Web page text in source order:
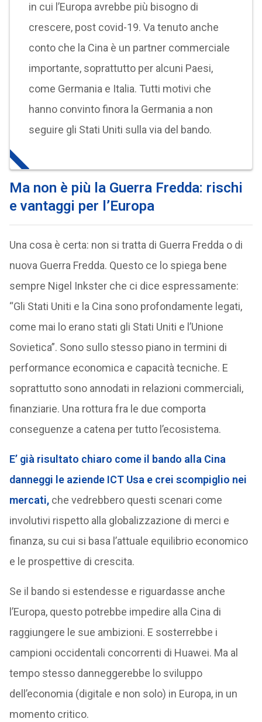
in cui l’Europa avrebbe più bisogno di
crescere, post covid-19. Va tenuto anche
conto che la Cina è un partner commerciale
importante, soprattutto per alcuni Paesi,
come Germania e Italia. Tutti motivi che
hanno convinto finora la Germania a non
seguire gli Stati Uniti sulla via del bando.
Ma non è più la Guerra Fredda: rischi
e vantaggi per l’Europa
Una cosa è certa: non si tratta di Guerra Fredda o di
nuova Guerra Fredda. Questo ce lo spiega bene
sempre Nigel Inkster che ci dice espressamente:
“Gli Stati Uniti e la Cina sono profondamente legati,
come mai lo erano stati gli Stati Uniti e l’Unione
Sovietica”. Sono sullo stesso piano in termini di
performance economica e capacità tecniche. E
soprattutto sono annodati in relazioni commerciali,
finanziarie. Una rottura fra le due comporta
conseguenze a catena per tutto l’ecosistema.
E’ già risultato chiaro come il bando alla Cina
danneggi le aziende ICT Usa e crei scompiglio nei
mercati,che vedrebbero questi scenari come
involutivi rispetto alla globalizzazione di merci e
finanza, su cui si basa l’attuale equilibrio economico
e le prospettive di crescita.
Se il bando si estendesse e riguardasse anche
l’Europa, questo potrebbe impedire alla Cina di
raggiungere le sue ambizioni. E sosterrebbe i
campioni occidentali concorrenti di Huawei. Ma al
tempo stesso danneggerebbe lo sviluppo
dell’economia (digitale e non solo) in Europa, in un
momento critico.